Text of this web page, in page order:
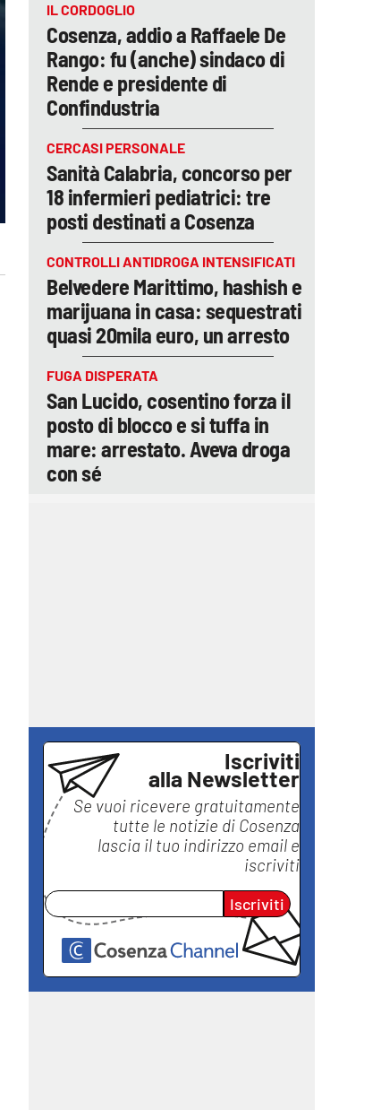
IL CORDOGLIO
Cosenza, addio a Raffaele De
Rango: fu (anche) sindaco di
Rende e presidente di
Confindustria
CERCASI PERSONALE
Sanità Calabria, concorso per
18 infermieri pediatrici: tre
posti destinati a Cosenza
CONTROLLI ANTIDROGA INTENSIFICATI
Belvedere Marittimo, hashish e
marijuana in casa: sequestrati
quasi 20mila euro, un arresto
FUGA DISPERATA
San Lucido, cosentino forza il
posto di blocco e si tuffa in
mare: arrestato. Aveva droga
con sé
Iscriviti
alla Newsletter
Se vuoi ricevere gratuitamente
tutte le notizie di Cosenza
lascia il tuo indirizzo email e
iscriviti
Iscriviti